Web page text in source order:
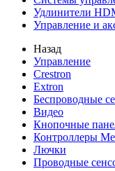
Удлинители
Управление и
Назад
Управление
Crestron
Extron
Беспроводные
Видео
Кнопочные
Контроллеры
Лючки
Проводные